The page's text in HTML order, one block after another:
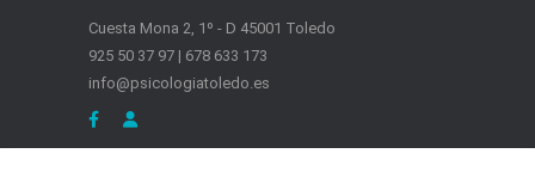
Cuesta Mona 2, 1º - D 45001 Toledo
925 50 37 97 | 678 633 173
info@psicologiatoledo.es